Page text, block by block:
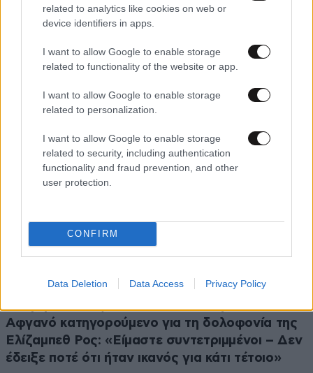
related to analytics like cookies on web or
device identifiers in apps.
I want to allow Google to enable storage
related to functionality of the website or app.
I want to allow Google to enable storage
related to personalization.
I want to allow Google to enable storage
related to security, including authentication
functionality and fraud prevention, and other
user protection.
CONFIRM
Data Deletion Data Access Privacy Policy
ΔΙΑΤΡΟΦΗ07·08·2026 08:32
5 ροφήματα που μπορείτε να πίνετε πριν τον
ύπνο για καλύτερα επίπεδα σακχάρου στο αίμα
07·08·2026 08:50
Αφγανό κατηγορούμενο για τη δολοφονία της
Ελίζαμπεθ Ρος: «Είμαστε συντετριμμένοι – Δεν
έδειξε ποτέ ότι ήταν ικανός για κάτι τέτοιο»